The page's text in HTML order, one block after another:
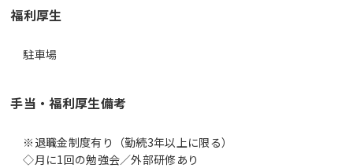
福利厚生
駐車場
手当・福利厚生備考
※退職金制度有り（勤続3年以上に限る）
◇月に1回の勉強会／外部研修あり